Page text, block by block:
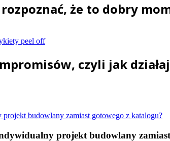
że to dobry
czyli jak
projekt budowlany